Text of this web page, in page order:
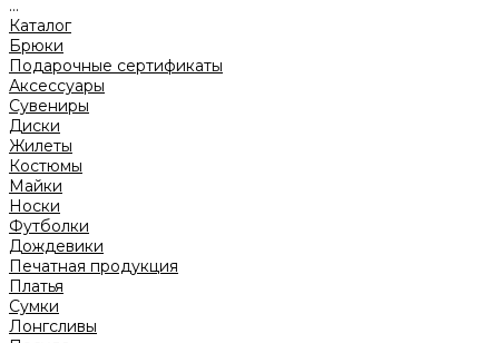
...
Каталог
Брюки
Подарочные сертификаты
Аксессуары
Сувениры
Диски
Жилеты
Костюмы
Майки
Носки
Футболки
Дождевики
Печатная продукция
Платья
Сумки
Лонгсливы